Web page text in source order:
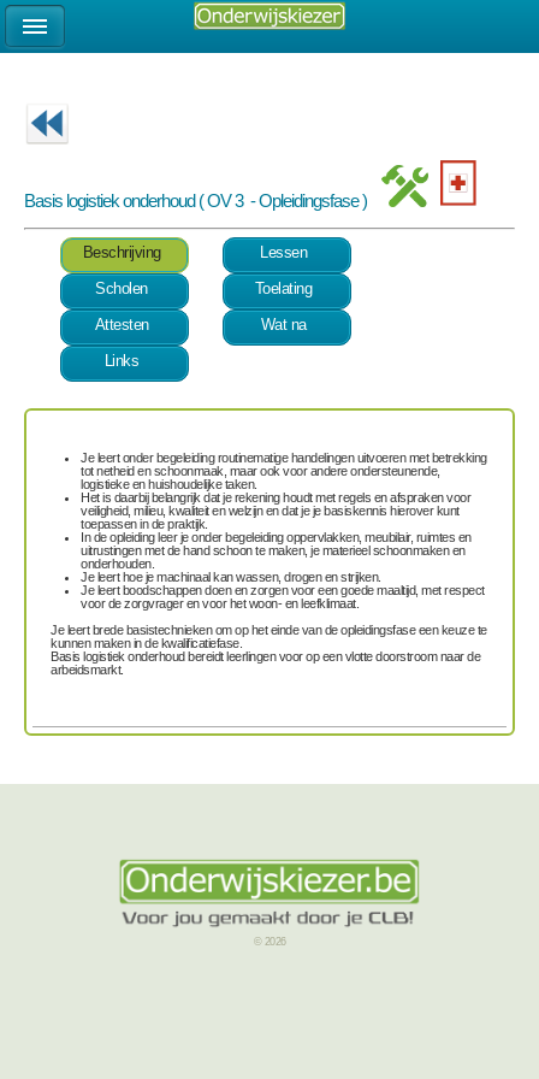
Basis logistiek onderhoud ( OV 3 - Opleidingsfase )
Beschrijving
Lessen
Scholen
Toelating
Attesten
Wat na
Links
Je leert onder begeleiding routinematige handelingen uitvoeren met betrekking
totnetheid en schoonmaak, maar ook voor andereondersteunende,
logistieke en huishoudelijke taken.
Het is daarbij belangrijk dat je rekening houdt metregels en afsprakenvoor
veiligheid, milieu, kwaliteit en welzijn en dat je je basiskennis hierover kunt
toepassen in de praktijk.
In de opleiding leer je onder begeleidingoppervlakken, meubilair, ruimtes en
uitrustingenmet de handschoon te maken, jematerieel schoonmaken en
onderhouden.
Je leert hoe jemachinaalkanwassen, drogen en strijken.
Je leert boodschappen doenenzorgen voor een goede maaltijd, met respect
voor de zorgvrager en voor het woon- en leefklimaat.
Je leert brede basistechnieken om op het einde van de opleidingsfase een keuze te
kunnen maken in de kwalificatiefase.
Basis logistiek onderhoud bereidt leerlingen voor op een vlotte doorstroom naar de
arbeidsmarkt.
© 2026